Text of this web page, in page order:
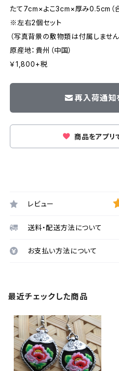
たて7cm×よこ3cm×厚み0.5cm（合
※左右2個セット
（写真背景の敷物類は付属しません
原産地：貴州（中国）
￥1,800+税
再入荷通知
商品をアプリ
レビュー
送料・配送方法について
お支払い方法について
最近チェックした商品